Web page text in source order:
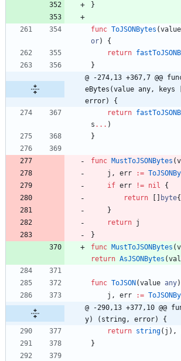
}
func ToJSONBytes (value
or)
{
return
}
@ -274,13 +367,7 @@
eBytes(value any,
error) {
return
s ... )
}
func MustToJSONBytes (
j , err :=
if err != nil
{
return
byte{
}
return j
}
func MustToJSONBytes (
return AsJSONBytes (
func ToJSON (value any)
j , err :=
@ -290,13 +377,10 @@
y) (string, error) {
return string( j ) ,
}